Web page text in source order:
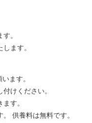
。
ます。
ます。
けください。
す。
供養料は無料です。